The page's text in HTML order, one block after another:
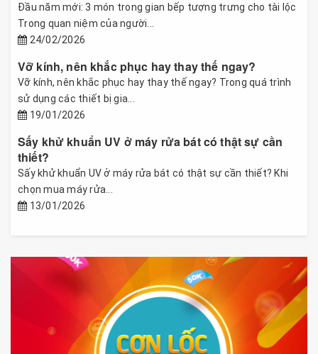
Đầu năm mới: 3 món trong gian bếp tượng trưng cho tài lộc
Trong quan niệm của người...
24/02/2026
Vỡ kính, nên khắc phục hay thay thế ngay?
Vỡ kính, nên khắc phục hay thay thế ngay? Trong quá trình
sử dụng các thiết bị gia...
19/01/2026
Sấy khử khuẩn UV ở máy rửa bát có thật sự cần
thiết?
Sấy khử khuẩn UV ở máy rửa bát có thật sự cần thiết? Khi
chọn mua máy rửa...
13/01/2026